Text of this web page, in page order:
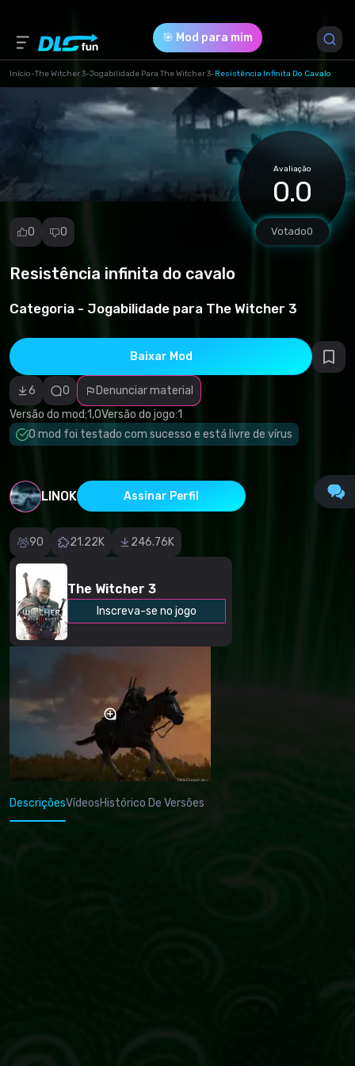
🎯 Mod para mim
Início-The Witcher 3-Jogabilidade Para The Witcher 3-Resistência Infinita Do Cavalo
Avaliação
0.0
Votado0
0 0
Resistência infinita do cavalo
Categoria - Jogabilidade para The Witcher 3
Baixar Mod
6 0
Denunciar material
Versão do mod:1,0Versão do jogo:1
O mod foi testado com sucesso e está livre de vírus
LINOK Assinar Perfil
90 21.22K 246.76K
The Witcher 3
Inscreva-se no jogo
Denunciar
incorreta
Software
malicioso/vírus
Conteúdo não
funcional
Descrição
DescriçõesVídeosHistórico De Versões
Versão do Jogo *
1 (6dff3112b2b148ee0a71d0bc6f9a6956.7z)
Download (46.04 Kb)